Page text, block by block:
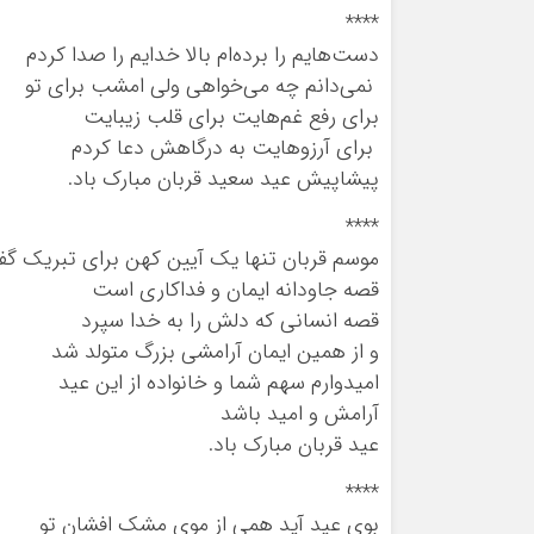
****
دست‌هایم را برده‌ام بالا خدایم را صدا کردم
نمی‌دانم چه می‌خواهی ولی امشب برای تو
برای رفع غم‌هایت برای قلب زیبایت
برای آرزوهایت به درگاهش دعا کردم
پیشاپیش عید سعید قربان مبارک باد.
****
موسم قربان تنها یک آیین کهن برای تبریک
قصه جاودانه ایمان و فداکاری است
قصه انسانی که دلش را به خدا سپرد
و از همین ایمان آرامشی بزرگ متولد شد
امیدوارم سهم شما و خانواده از این عید
آرامش و امید باشد
عید قربان مبارک باد.
****
بوی عید آید همی از موی مشک افشان تو